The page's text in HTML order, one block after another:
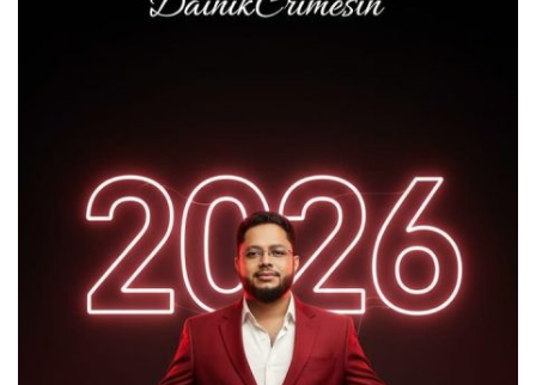
লাখাইয়ে নানা আয়োজনে ‘জুলাই গণঅভ্যুত্থান
দিবস-২০২৬ পালিত
কবরস্থানের জায়গা দখলের অভিযোগে
মাধবপুরে এলাকাবাসীর আবেদন, উচ্ছেদের
দাবি